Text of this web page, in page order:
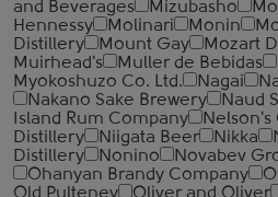
and Beverages
Mizubasho
Hennessy
Molinari Monin
Distillery
Mount Gay Mozart
Muirhead's
Muller de Bebidas
Myokoshuzo Co. Ltd.
Nagai
Nakano Sake Brewery
Naud
Island Rum Company
Distillery
Niigata Beer Nikka
Distillery
Nonino Novabev
Ohanyan Brandy Company